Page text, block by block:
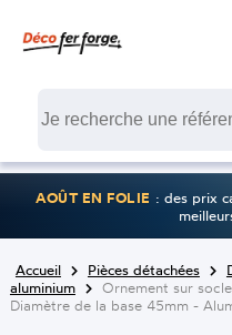
AOÛT EN FOLIE : des prix
Accueil Pièces détachées
aluminium
Ornement sur
Diamètre de la base 45mm -